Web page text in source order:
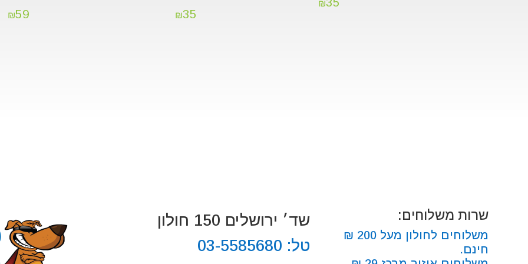
₪
₪35
₪59
שד׳ ירושלים 150 חולון
טל: 03-5585680
שרות משלוחים:
משלוחים לחולון מעל 200 ₪
חינם.